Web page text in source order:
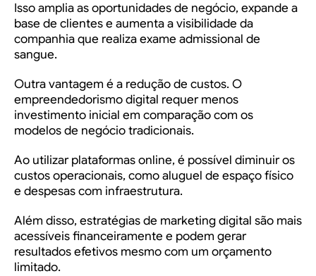
Isso amplia as oportunidades de negócio, expande a
base de clientes e aumenta a visibilidade da
companhia que realizaexame admissional de
sangue.
Outra vantagem é a redução de custos. O
empreendedorismo digital requer menos
investimento inicial em comparação com os
modelos de negócio tradicionais.
Ao utilizar plataformas online, é possível diminuir os
custos operacionais, como aluguel de espaço físico
e despesas com infraestrutura.
Além disso, estratégias de marketing digital são mais
acessíveis financeiramente e podem gerar
resultados efetivos mesmo com um orçamento
limitado.